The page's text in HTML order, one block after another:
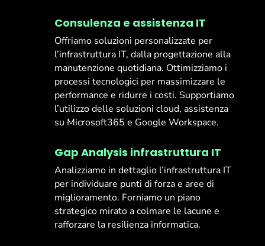
Consulenza e assistenza IT
Offriamo soluzioni personalizzate per
l’infrastruttura IT, dalla progettazione alla
manutenzione quotidiana. Ottimizziamo i
processi tecnologici per massimizzare le
performance e ridurre i costi. Supportiamo
l’utilizzo delle soluzioni cloud, assistenza
su Microsoft365 e Google Workspace.
Gap Analysis infrastruttura IT
Analizziamo in dettaglio l’infrastruttura IT
per individuare punti di forza e aree di
miglioramento. Forniamo un piano
strategico mirato a colmare le lacune e
rafforzare la resilienza informatica.